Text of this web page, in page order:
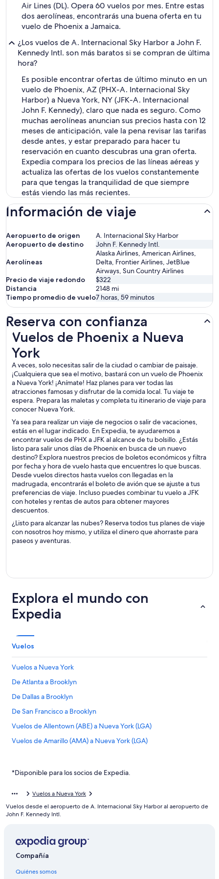
Air Lines (DL). Opera 60 vuelos por mes. Entre estas
dos aerolíneas, encontrarás una buena oferta en tu
vuelo de Phoenix a Jamaica.
¿Los vuelos de A. Internacional Sky Harbor a John F.
Kennedy Intl. son más baratos si se compran de última
hora?
Es posible encontrar ofertas de último minuto en un
vuelo de Phoenix, AZ (PHX-A. Internacional Sky
Harbor) a Nueva York, NY (JFK-A. Internacional
John F. Kennedy), claro que nada es seguro. Como
muchas aerolíneas anuncian sus precios hasta con 12
meses de anticipación, vale la pena revisar las tarifas
desde antes, y estar preparado para hacer tu
reservación en cuanto descubras una gran oferta.
Expedia compara los precios de las líneas aéreas y
actualiza las ofertas de los vuelos constantemente
para que tengas la tranquilidad de que siempre
estás viendo las más recientes.
Información de viaje
Aeropuerto de origen
A. Internacional Sky Harbor
Aeropuerto de destino
John F. Kennedy Intl.
Aerolíneas
Alaska Airlines, American Airlines,
Delta, Frontier Airlines, JetBlue
Airways, Sun Country Airlines
Precio de viaje redondo
$322
Distancia
2148 mi
Tiempo promedio de vuelo7 horas, 59 minutos
Reserva con confianza
Vuelos de Phoenix a Nueva
York
A veces, solo necesitas salir de la ciudad o cambiar de paisaje.
¡Cualquiera que sea el motivo, bastará con un vuelo de Phoenix
a Nueva York! ¡Anímate! Haz planes para ver todas las
atracciones famosas y disfrutar de la comida local. Tu viaje te
espera. Prepara las maletas y completa tu itinerario de viaje para
conocer Nueva York.
Ya sea para realizar un viaje de negocios o salir de vacaciones,
estás en el lugar indicado. En Expedia, te ayudaremos a
encontrar vuelos de PHX a JFK al alcance de tu bolsillo. ¿Estás
listo para salir unos días de Phoenix en busca de un nuevo
destino? Explora nuestros precios de boletos económicos y filtra
por fecha y hora de vuelo hasta que encuentres lo que buscas.
Desde vuelos directos hasta vuelos con llegadas en la
madrugada, encontrarás el boleto de avión que se ajuste a tus
preferencias de viaje. Incluso puedes combinar tu vuelo a JFK
con hoteles y rentas de autos para obtener mayores
descuentos.
¿Listo para alcanzar las nubes? Reserva todos tus planes de viaje
con nosotros hoy mismo, y utiliza el dinero que ahorraste para
paseos y aventuras.
Vuelos de Phoenix a Nueva York
Explora el mundo con
Expedia
Vuelos
Vuelos a Nueva York
De Atlanta a Brooklyn
De Dallas a Brooklyn
De San Francisco a Brooklyn
Vuelos de Allentown (ABE) a Nueva York (LGA)
Vuelos de Amarillo (AMA) a Nueva York (LGA)
Vuelos de Austin (AUS) a Nueva York (LGA)
Vuelos de Aeropuerto Internacional de Bogotá-El Dorado
(BOG) a Nueva York (LGA)
Vuelos de Brownsville (BRO) a Nueva York (LGA)
Vuelos de Buffalo (BUF) a Nueva York (LGA)
*Disponible para los socios de Expedia.
Vuelos a Nueva York
Vuelos desde el aeropuerto de A. Internacional Sky Harbor al aeropuerto de
John F. Kennedy Intl.
Compañía
Quiénes somos